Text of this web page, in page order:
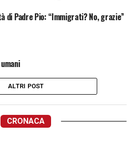
di Padre Pio: “Immigrati? No, grazie”
ALTRI POST
CRONACA